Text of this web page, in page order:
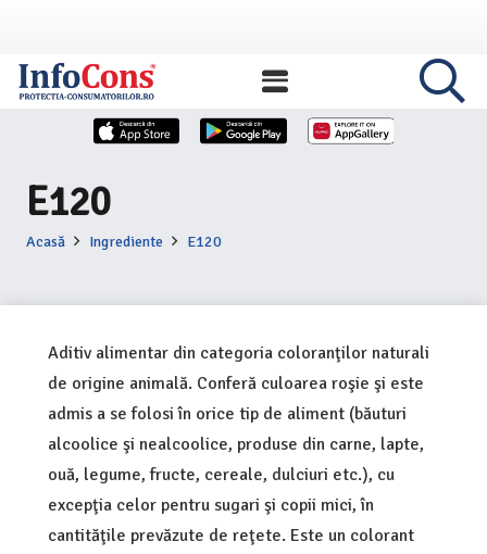
E120
Acasă Ingrediente E120
Aditiv alimentar din categoria coloranţilor naturali
de origine animală. Conferă culoarea roşie şi este
admis a se folosi în orice tip de aliment (băuturi
alcoolice şi nealcoolice, produse din carne, lapte,
ouă, legume, fructe, cereale, dulciuri etc.), cu
excepţia celor pentru sugari şi copii mici, în
cantităţile prevăzute de reţete. Este un colorant